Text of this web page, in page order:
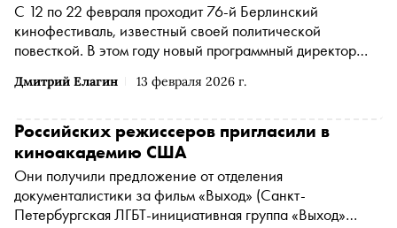
Дмитрий Елагин 13 февраля 2026 г.
С 12 по 22 февраля проходит 76-й Берлинский
кинофестиваль, известный своей политической
повесткой. В этом году новый программный директор
актеров. Председатель жюри этого года — классик
«Сноба» Дмитрий Елагин прибыл в столицу Германии и
рассказывает о главных премьерах фестиваля
Российских режиссеров пригласили в
киноакадемию США
Они получили предложение от отделения
документалистики за фильм«Выход» (Санкт-
Петербургская ЛГБТ-инициативная группа «Выход»